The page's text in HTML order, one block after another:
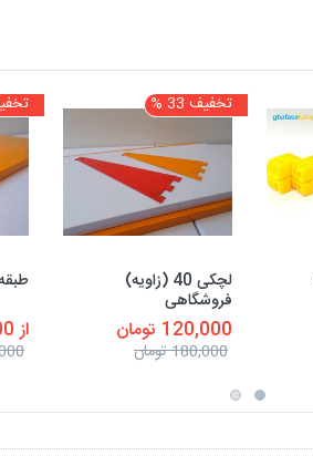
تخفیف 33 %
لچکی 40 (زاویه)
فروشگاهی
120,000 تومان
180,000 تومان
تخفیف
طبقه 40 سانتی
از 800,000 تومان